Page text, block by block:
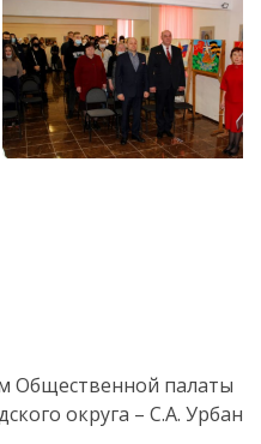
Общественной палаты
округа – С.А. Урбан